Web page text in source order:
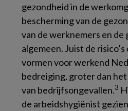
gezondheid in de
bescherming van de
van de werknemers en de
algemeen. Juist de
vormen voor werkend
bedreiging, groter dan
van bedrijfsongevallen.3
de arbeidshygiënist